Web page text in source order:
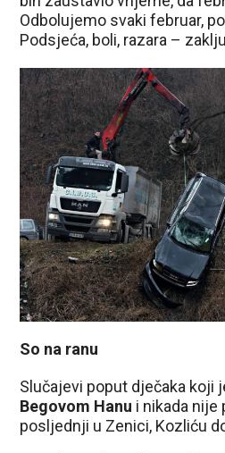
Odbolujemo svaki februar,
Podsjeća, boli, razara –
So na ranu
Slučajevi poput dječaka koji
Begovom Hanu i nikada nije
posljednji u Zenici, Kozliću